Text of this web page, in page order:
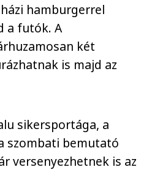
hamburgerrel
a futók. A
két
is majd az
sikersportága, a
szombati bemutató
versenyezhetnek is az